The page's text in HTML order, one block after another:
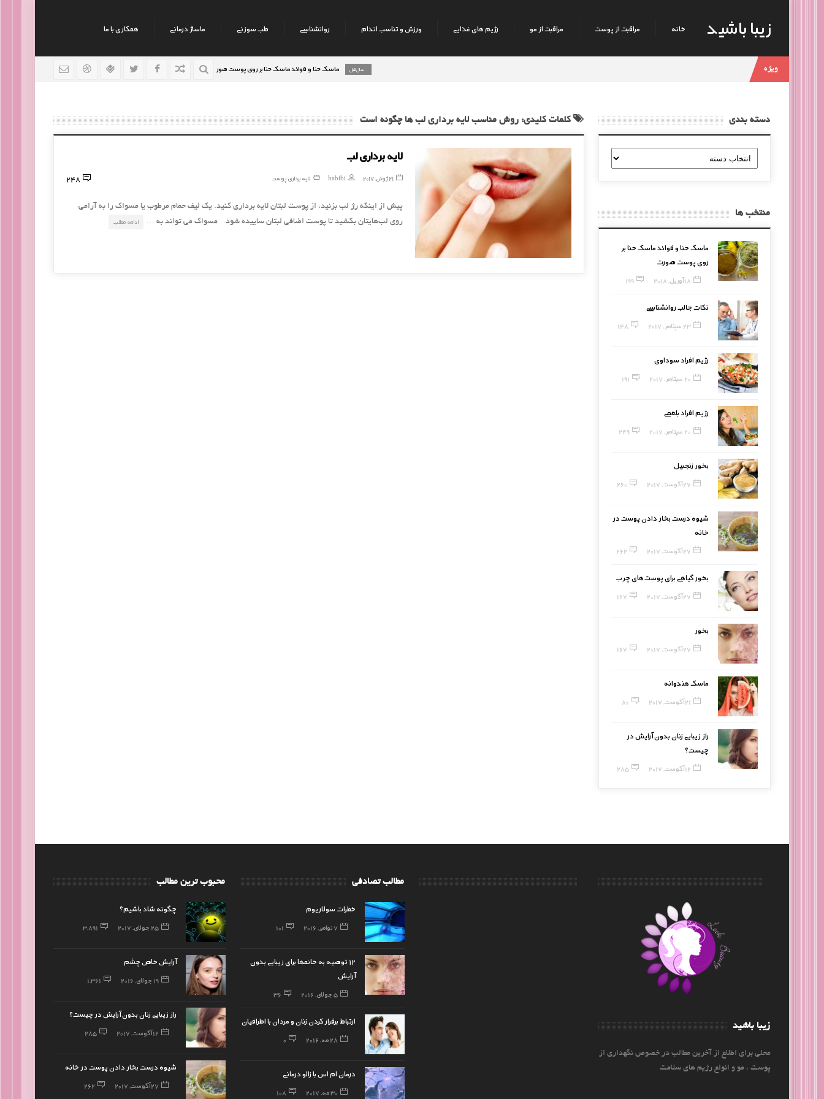
زیبا باشید خانه مراقبت از پوست مراقبت از مو رژیم های غذایی ورزش و تناسب اندام روانشناسی طب سوزنی ماساژ درمانی همکاری با ما
ویژه ماسک حنا و فوائد ماسک حنا بر روی پوست صورت نکات جالب روانشناسی 9 سال قبل
کلمات کلیدی: روش مناسب لایه برداری لب ها چگونه است
لایه برداری لب
21 ژوئن, 2017 habibi لایه برداری پوست 248
پیش از اینکه رژ لب بزنید، از پوست لبتان لایه برداری کنید. یک لیف حمام مرطوب یا مسواک را به آرامی
روی لب‌هایتان بکشید تا پوست اضافی لبتان ساییده شود. مسواک می تواند به …
ادامه مطلب
دسته بندی
دسته
بندی
منتخب ها
ماسک حنا و فوائد ماسک حنا بر
روی پوست صورت
18 آوریل, 2018 199
نکات جالب روانشناسی
23 سپتامبر, 2017 148
رژیم افراد سوداوی
20 سپتامبر, 2017 191
رژیم افراد بلغمی
20 سپتامبر, 2017 249
بخور زنجبیل
27 آگوست, 2017 260
شیوه درست بخار دادن پوست در
خانه
27 آگوست, 2017 262
بخور گیاهی برای پوست‌های چرب
27 آگوست, 2017 167
بخور
27 آگوست, 2017 167
ماسک هندوانه
21 آگوست, 2017 80
راز زیبایی زنان بدون آرایش در
چیست؟
12 آگوست, 2017 285
محبوب ترین مطالب
چگونه شاد باشیم؟
25 جولای, 2017 3,891
آرایش خاص چشم
19 جولای, 2016 1,361
راز زیبایی زنان بدون آرایش در چیست؟
12 آگوست, 2017 285
شیوه درست بخار دادن پوست در خانه
27 آگوست, 2017 262
مطالب تصادفی
خطرات سولاریوم
7 نوامبر, 2016 101
12 توصیه به خانمها برای زیبایی بدون
آرایش
5 جولای, 2016 36
ارتباط برقرار کردن زنان و مردان با اطرافیان
28 مه, 2016 0
درمان ام اس با زالو درمانی
30 مه, 2017 108
زیبا باشید
محلی برای اطلاع از آخرین مطالب در خصوص نگهداری از
پوست ، مو و انواع رژیم های سلامت